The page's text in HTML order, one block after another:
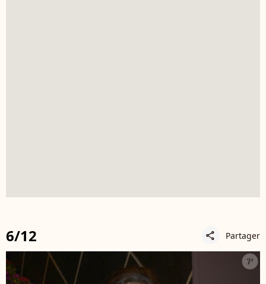
6/12 share Partager